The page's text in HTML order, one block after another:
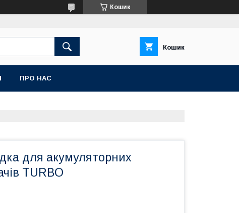
Кошик
Кошик
ПРО НАС
для акумуляторних
TURBO